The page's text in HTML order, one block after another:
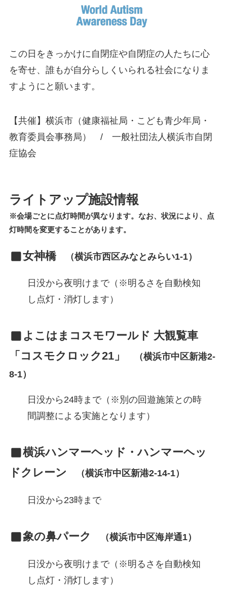
この日をきっかけに自閉症や自閉症の人たちに心
を寄せ、誰もが自分らしくいられる社会になりま
すようにと願います。
【共催】横浜市（健康福祉局・こども青少年局・
教育委員会事務局） / 一般社団法人横浜市自閉
症協会
ライトアップ施設情報
※会場ごとに点灯時間が異なります。なお、状況により、点
灯時間を変更することがあります。
女神橋（横浜市西区みなとみらい1-1）
日没から夜明けまで（※明るさを自動検知
し点灯・消灯します）
よこはまコスモワールド 大観覧車
「コスモクロック21」
（横浜市中区新港2-
8-1）
日没から24時まで（※別の回遊施策との時
間調整による実施となります）
横浜ハンマーヘッド・ハンマーヘッ
ドクレーン （横浜市中区新港2-14-1）
日没から23時まで
象の鼻パーク （横浜市中区海岸通1）
日没から夜明けまで（※明るさを自動検知
し点灯・消灯します）